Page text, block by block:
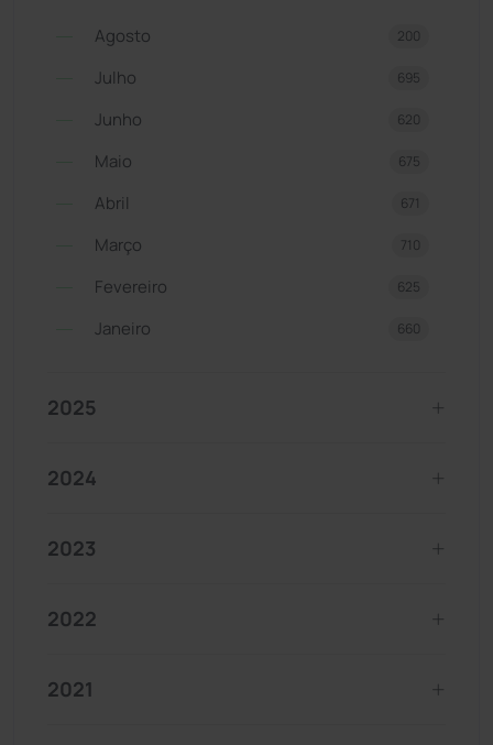
Agosto 200
Julho 695
Junho 620
Maio 675
Abril 671
Março 710
Fevereiro 625
Janeiro 660
2025
2024
2023
2022
2021